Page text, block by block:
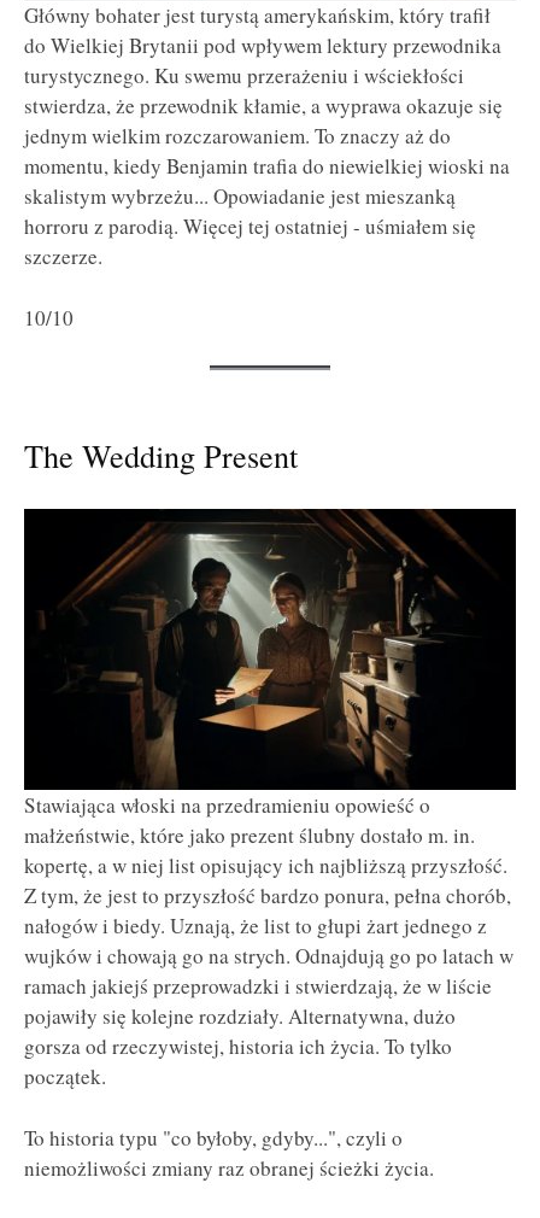
Główny bohater jest turystą amerykańskim, który trafił
do Wielkiej Brytanii pod wpływem lektury przewodnika
turystycznego. Ku swemu przerażeniu i wściekłości
stwierdza, że przewodnik kłamie, a wyprawa okazuje się
jednym wielkim rozczarowaniem. To znaczy aż do
momentu, kiedy Benjamin trafia do niewielkiej wioski na
skalistym wybrzeżu... Opowiadanie jest mieszanką
horroru z parodią. Więcej tej ostatniej - uśmiałem się
szczerze.
10/10
The Wedding Present
Stawiająca włoski na przedramieniu opowieść o
małżeństwie, które jako prezent ślubny dostało m. in.
kopertę, a w niej list opisujący ich najbliższą przyszłość.
Z tym, że jest to przyszłość bardzo ponura, pełna chorób,
nałogów i biedy. Uznają, że list to głupi żart jednego z
wujków i chowają go na strych. Odnajdują go po latach w
ramach jakiejś przeprowadzki i stwierdzają, że w liście
pojawiły się kolejne rozdziały. Alternatywna, dużo
gorsza od rzeczywistej, historia ich życia. To tylko
początek.
To historia typu "co byłoby, gdyby...", czyli o
niemożliwości zmiany raz obranej ścieżki życia.